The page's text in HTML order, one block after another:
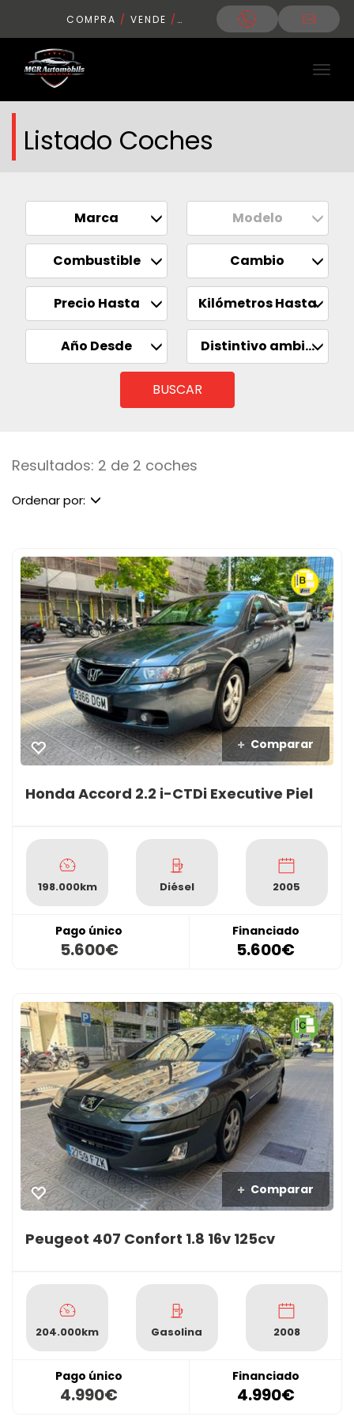
COMPRA / VENDE / CONDUCE
Listado Coches
Marca Modelo
Combustible Cambio
Precio Hasta Kilómetros Hasta
Año Desde Distintivo ambiental
BUSCAR
Resultados: 2 de 2 coches
Ordenar por:
Comparar
Honda Accord 2.2 i-CTDi Executive Piel
198.000km Diésel 2005
Pago único
5.600€
Financiado
5.600€
Comparar
Peugeot 407 Confort 1.8 16v 125cv
204.000km Gasolina 2008
Pago único
4.990€
Financiado
4.990€